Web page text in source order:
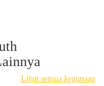
Lihat semua kegunaan